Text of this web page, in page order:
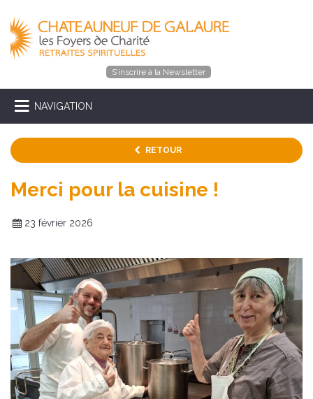
S’inscrire à la Newsletter
NAVIGATION
RETOUR
Merci pour la cuisine !
23 février 2026